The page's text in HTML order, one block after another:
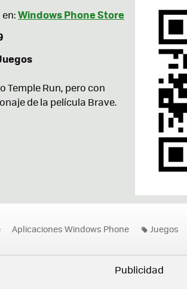
Windows Phone Store
Temple Run, pero con
de la película Brave.
Aplicaciones Windows Phone Juegos